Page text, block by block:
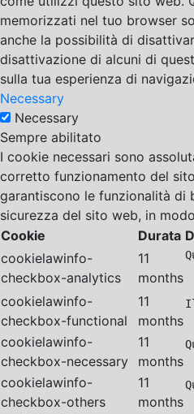
memorizzati nel tuo browser
anche la possibilità di
disattivazione di alcuni di
sulla tua esperienza di
Necessary
Necessary
Sempre abilitato
I cookie necessari sono
corretto funzionamento del
garantiscono le funzionalità di
sicurezza del sito web, in
Cookie
Durata
cookielawinfo-
checkbox-analytics
11
months
cookielawinfo-
checkbox-functional
11
months
cookielawinfo-
checkbox-necessary
11
months
cookielawinfo-
checkbox-others
11
months